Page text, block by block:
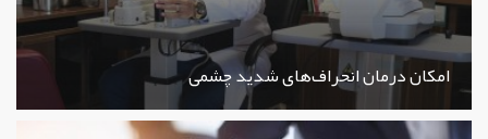
امکان درمان انحراف‌های شدید چشمی